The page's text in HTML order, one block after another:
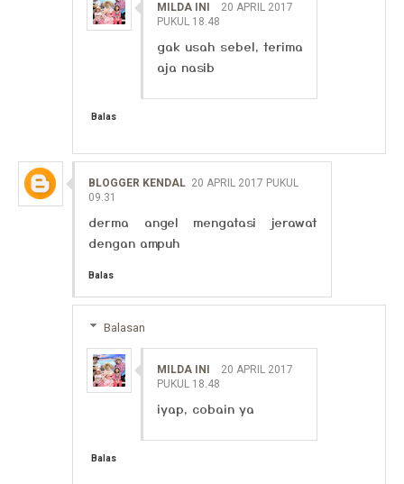
MILDA INI
20 APRIL 2017
PUKUL 18.48
gak usah sebel, terima
aja nasib
Balas
BLOGGER KENDAL 20 APRIL 2017 PUKUL
09.31
derma angel mengatasi jerawat
dengan ampuh
Balas
Balasan
MILDA INI
20 APRIL 2017
PUKUL 18.48
iyap, cobain ya
Balas